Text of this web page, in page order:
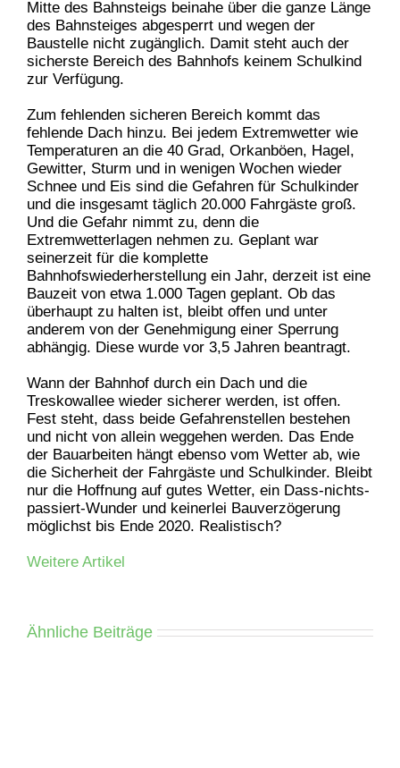
Mitte des Bahnsteigs beinahe über die ganze Länge
des Bahnsteiges abgesperrt und wegen der
Baustelle nicht zugänglich. Damit steht auch der
sicherste Bereich des Bahnhofs keinem Schulkind
zur Verfügung.
Zum fehlenden sicheren Bereich kommt das
fehlende Dach hinzu. Bei jedem Extremwetter wie
Temperaturen an die 40 Grad, Orkanböen, Hagel,
Gewitter, Sturm und in wenigen Wochen wieder
Schnee und Eis sind die Gefahren für Schulkinder
und die insgesamt täglich 20.000 Fahrgäste groß.
Und die Gefahr nimmt zu, denn die
Extremwetterlagen nehmen zu. Geplant war
seinerzeit für die komplette
Bahnhofswiederherstellung ein Jahr, derzeit ist eine
Bauzeit von etwa 1.000 Tagen geplant. Ob das
überhaupt zu halten ist, bleibt offen und unter
anderem von der Genehmigung einer Sperrung
abhängig. Diese wurde vor 3,5 Jahren beantragt.
Wann der Bahnhof durch ein Dach und die
Treskowallee wieder sicherer werden, ist offen.
Fest steht, dass beide Gefahrenstellen bestehen
und nicht von allein weggehen werden. Das Ende
der Bauarbeiten hängt ebenso vom Wetter ab, wie
die Sicherheit der Fahrgäste und Schulkinder. Bleibt
nur die Hoffnung auf gutes Wetter, ein Dass-nichts-
passiert-Wunder und keinerlei Bauverzögerung
möglichst bis Ende 2020. Realistisch?
Weitere Artikel
Ähnliche Beiträge